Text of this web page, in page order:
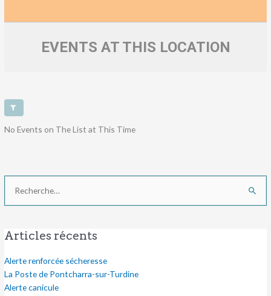
EVENTS AT THIS LOCATION
No Events on The List at This Time
Rechercher :
Articles récents
Alerte renforcée sécheresse
La Poste de Pontcharra-sur-Turdine
Alerte canicule